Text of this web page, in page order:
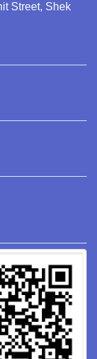
Street, Shek